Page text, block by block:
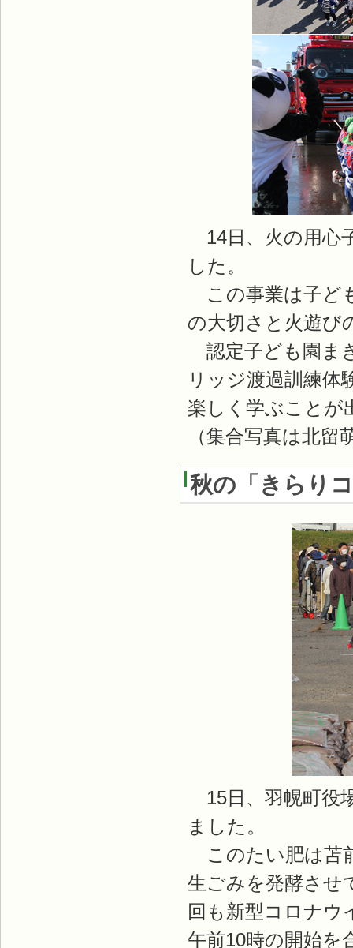
14日、火の用心
した。
この事業は子ど
の大切さと火遊び
認定子ども園ま
リッジ渡過訓練体
楽しく学ぶことが
（集合写真は北留
秋の「きらり
15日、羽幌町役
ました。
このたい肥は苫
生ごみを発酵させ
回も新型コロナウ
午前10時の開始を